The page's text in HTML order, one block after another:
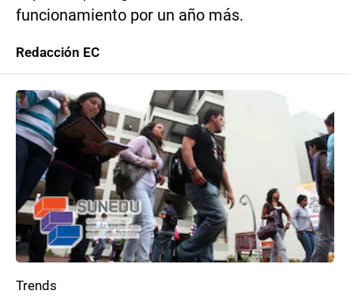
funcionamiento por un año más.
Redacción EC
Trends